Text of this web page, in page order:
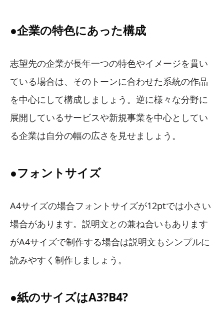
●企業の特色にあった構成
志望先の企業が長年一つの特色やイメージを貫い
ている場合は、そのトーンに合わせた系統の作品
を中心にして構成しましょう。逆に様々な分野に
展開しているサービスや新規事業を中心としてい
る企業は自分の幅の広さを見せましょう。
●フォントサイズ
A4サイズの場合フォントサイズが12ptでは小さい
場合があります。説明文との兼ね合いもあります
がA4サイズで制作する場合は説明文もシンプルに
読みやすく制作しましょう。
●紙のサイズはA3?B4?